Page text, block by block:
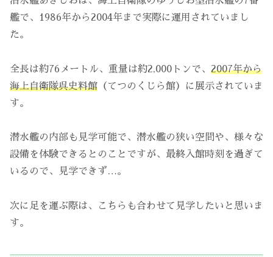
艦で、1986年から2004年まで実際に運用されていまし
た。
全長は約76メートル、重量は約2,000トンで、 2007年から
海上自衛隊呉史料館 （てつのくじら館）に展示されていま
す。
潜水艦の内部も見学可能で、潜水艦の狭い空間や、様々な
設備を体験できるとのことですが、最終入館時刻を過ぎて
いるので、見学できず…。
次に足を運ぶ際は、こちらも合わせて見学したいと思いま
す。